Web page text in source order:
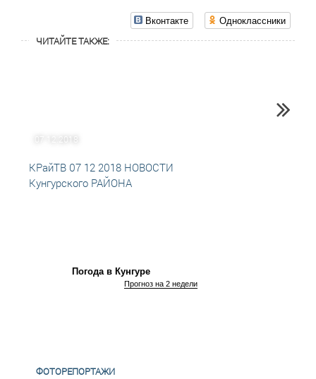
Вконтакте Одноклассники
ЧИТАЙТЕ ТАКЖЕ:
07.12.2018
КРайТВ 07 12 2018 НОВОСТИ
Кунгурского РАЙОНА
Погода в Кунгуре
Прогноз на 2 недели
ФОТОРЕПОРТАЖИ